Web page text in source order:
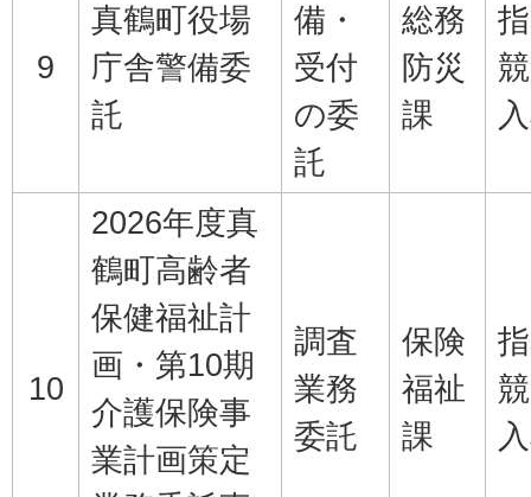
9
真鶴町役場
庁舎警備委
託
備・
受付
の委
託
総務
防災
課
10
2026年度真
鶴町高齢者
保健福祉計
画・第10期
介護保険事
業計画策定
調査
業務
委託
保険
福祉
課